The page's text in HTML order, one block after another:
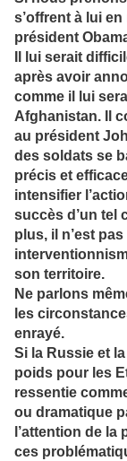
s’offrent à lui
président
Il lui serait
après avoir
comme il lui
Afghanistan. Il
au président
des soldats se
précis et
intensifier
succès d’un tel
plus, il n’est
son territoire.
Ne parlons
les
enrayé.
Si la Russie et
poids pour les
ressentie
ou dramatique
l’attention de
ces